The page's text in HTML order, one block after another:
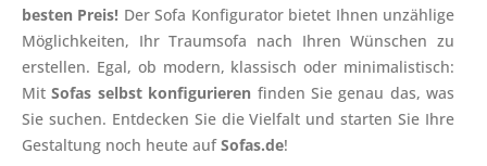
besten Preis! Der Sofa Konfigurator bietet Ihnen unzählige
Möglichkeiten, Ihr Traumsofa nach Ihren Wünschen zu
erstellen. Egal, ob modern, klassisch oder minimalistisch:
MitSofas selbst konfigurieren finden Sie genau das, was
Sie suchen. Entdecken Sie die Vielfalt und starten Sie Ihre
Gestaltung noch heute aufSofas.de!